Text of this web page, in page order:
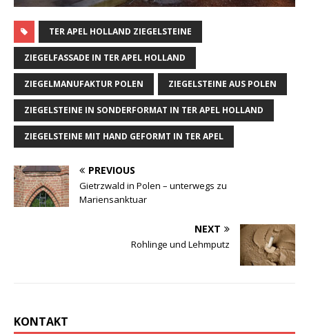
TER APEL HOLLAND ZIEGELSTEINE
ZIEGELFASSADE IN TER APEL HOLLAND
ZIEGELMANUFAKTUR POLEN ZIEGELSTEINE AUS POLEN
ZIEGELSTEINE IN SONDERFORMAT IN TER APEL HOLLAND
ZIEGELSTEINE MIT HAND GEFORMT IN TER APEL
PREVIOUS
Gietrzwald in Polen – unterwegs zu
Mariensanktuar
NEXT
Rohlinge und Lehmputz
KONTAKT